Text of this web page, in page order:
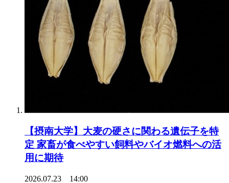
【摂南大学】大麦の硬さに関わる遺伝子を特
定 家畜が食べやすい飼料やバイオ燃料への活
用に期待
2026.07.23 14:00